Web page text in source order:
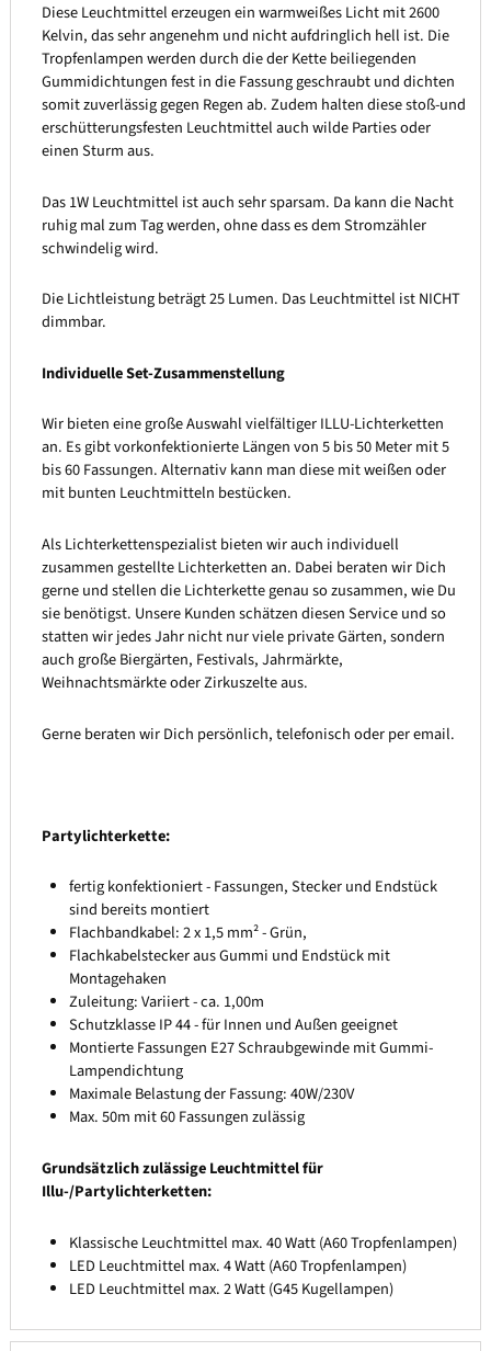
Diese Leuchtmittel erzeugen ein warmweißes Licht mit 2600
Kelvin, das sehr angenehm und nicht aufdringlich hell ist. Die
Tropfenlampen werden durch die der Kette beiliegenden
Gummidichtungen fest in die Fassung geschraubt und dichten
somit zuverlässig gegen Regen ab. Zudem halten diese stoß-und
erschütterungsfesten Leuchtmittel auch wilde Parties oder
einen Sturm aus.
Das 1W Leuchtmittel ist auch sehr sparsam. Da kann die Nacht
ruhig mal zum Tag werden, ohne dass es dem Stromzähler
schwindelig wird.
Die Lichtleistung beträgt 25 Lumen. Das Leuchtmittel ist NICHT
dimmbar.
Individuelle Set-Zusammenstellung
Wir bieten eine große Auswahl vielfältiger ILLU-Lichterketten
an. Es gibt vorkonfektionierte Längen von 5 bis 50 Meter mit 5
bis 60 Fassungen. Alternativ kann man diese mit weißen oder
mit bunten Leuchtmitteln bestücken.
Als Lichterkettenspezialist bieten wir auch individuell
zusammen gestellte Lichterketten an. Dabei beraten wir Dich
gerne und stellen die Lichterkette genau so zusammen, wie Du
sie benötigst. Unsere Kunden schätzen diesen Service und so
statten wir jedes Jahr nicht nur viele private Gärten, sondern
auch große Biergärten, Festivals, Jahrmärkte,
Weihnachtsmärkte oder Zirkuszelte aus.
Gerne beraten wir Dich persönlich, telefonisch oder per email.
Partylichterkette:
fertig konfektioniert - Fassungen, Stecker und Endstück
sind bereits montiert
Flachbandkabel: 2 x 1,5 mm² - Grün,
Flachkabelstecker aus Gummi und Endstück mit
Montagehaken
Zuleitung: Variiert - ca. 1,00m
Schutzklasse IP 44 - für Innen und Außen geeignet
Montierte Fassungen E27 Schraubgewinde mit Gummi-
Lampendichtung
Maximale Belastung der Fassung: 40W/230V
Max. 50m mit 60 Fassungen zulässig
Grundsätzlich zulässige Leuchtmittel für
Illu-/Partylichterketten:
Klassische Leuchtmittel max. 40 Watt (A60 Tropfenlampen)
LED Leuchtmittel max. 4 Watt (A60 Tropfenlampen)
LED Leuchtmittel max. 2 Watt (G45 Kugellampen)